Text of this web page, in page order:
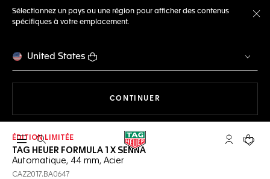
Sélectionnez un pays ou une région pour afficher des contenus
spécifiques à votre emplacement.
United States
CONTINUER
Ouvrir la barre de recherche Compte My
Votre
ÉDITION LIMITÉE
TAG HEUER FORMULA 1 X SENNA
Automatique, 44 mm, Acier
CAZ2017.BA0647